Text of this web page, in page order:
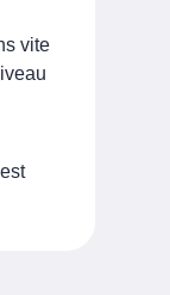
vite